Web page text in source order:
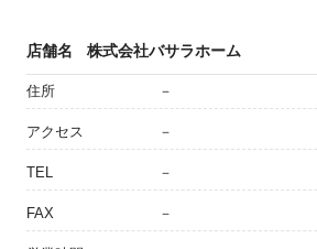
店舗名 株式会社バサラホーム
住所 －
アクセス －
TEL －
FAX －